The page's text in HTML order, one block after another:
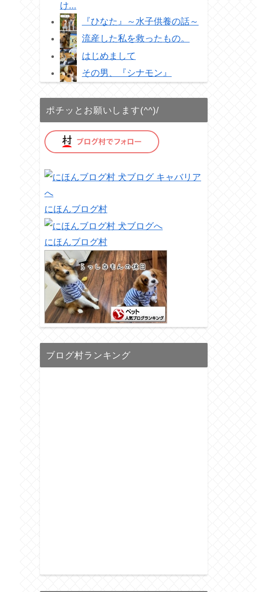
け...
『ひなた』～水子供養の話～
流産した私を救ったもの。
はじめまして
その男、『シナモン』
ポチッとお願いします(^^)/
にほんブログ村
にほんブログ村
ブログ村ランキング